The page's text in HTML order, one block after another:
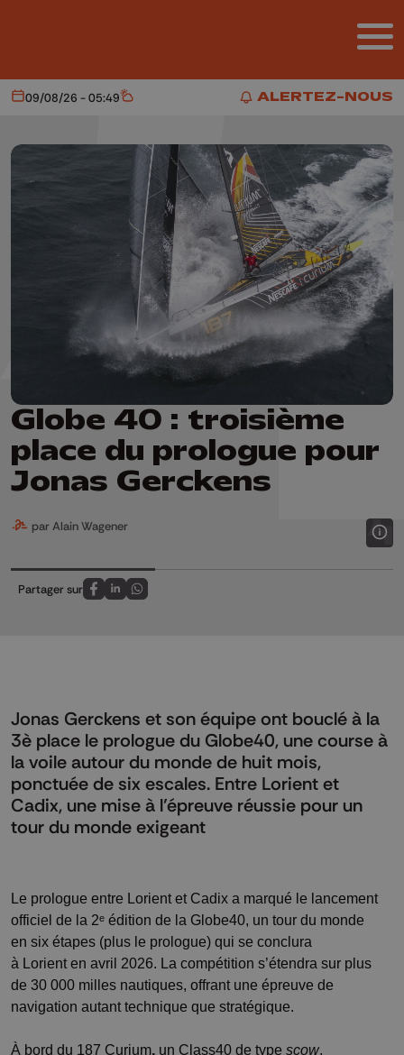
ALERTEZ-NOUS
ALERTEZ-NOUS
Aujourd'hui
09/08/26 - 05:49 Météo
Globe 40 : troisième
place du prologue pour
Jonas Gerckens
par Alain Wagener
Partager sur
Partagez sur FaceBook
Partagez sur LinkedIn
Partagez sur Whatsapp
Jonas Gerckens et son équipe ont bouclé à la
3è place le prologue du Globe40, une course à
la voile autour du monde de huit mois,
ponctuée de six escales. Entre Lorient et
Cadix, une mise à l’épreuve réussie pour un
tour du monde exigeant
Le prologue entre Lorient et Cadix a marqué le lancement
officiel de la 2ᵉ édition de la Globe40, un tour du monde
en six étapes (plus le prologue) qui se conclura
à Lorient en avril 2026. La compétition s’étendra sur plus
de 30 000 milles nautiques, offrant une épreuve de
navigation autant technique que stratégique.
À bord du 187 Curium, un Class40 de type scow,